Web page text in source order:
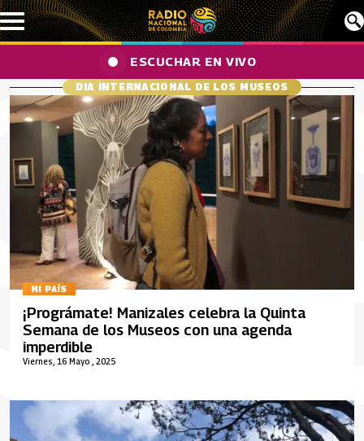
Pasar al contenido principal
ESCUCHAR EN VIVO
DIA INTERNACIONAL DE LOS MUSEOS
MI PAÍS
Viernes, 16 Mayo , 2025
¡Prográmate! Manizales celebra la Quinta
Semana de los Museos con una agenda
imperdible